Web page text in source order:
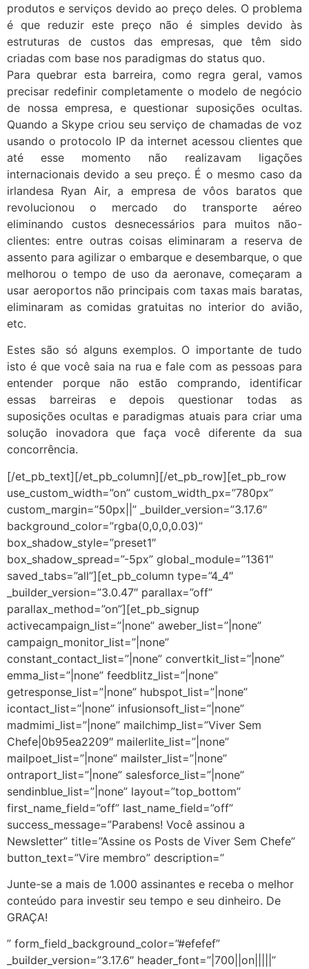
produtos e serviços devido ao preço deles. O problema
é que reduzir este preço não é simples devido às
estruturas de custos das empresas, que têm sido
criadas com base nos paradigmas do status quo.
Para quebrar esta barreira, como regra geral, vamos
precisar redefinir completamente o modelo de negócio
de nossa empresa, e questionar suposições ocultas.
Quando a Skype criou seu serviço de chamadas de voz
usando o protocolo IP da internet acessou clientes que
até esse momento não realizavam ligações
internacionais devido a seu preço. É o mesmo caso da
irlandesa Ryan Air, a empresa de vôos baratos que
revolucionou o mercado do transporte aéreo
eliminando custos desnecessários para muitos não-
clientes: entre outras coisas eliminaram a reserva de
assento para agilizar o embarque e desembarque, o que
melhorou o tempo de uso da aeronave, começaram a
usar aeroportos não principais com taxas mais baratas,
eliminaram as comidas gratuitas no interior do avião,
etc.
Estes são só alguns exemplos. O importante de tudo
isto é que você saia na rua e fale com as pessoas para
entender porque não estão comprando, identificar
essas barreiras e depois questionar todas as
suposições ocultas e paradigmas atuais para criar uma
solução inovadora que faça você diferente da sua
concorrência.
[/et_pb_text][/et_pb_column][/et_pb_row][et_pb_row
use_custom_width=”on” custom_width_px=”780px”
custom_margin=”50px||” _builder_version=”3.17.6″
background_color=”rgba(0,0,0,0.03)”
box_shadow_style=”preset1″
box_shadow_spread=”-5px” global_module=”1361″
saved_tabs=”all”][et_pb_column type=”4_4″
_builder_version=”3.0.47″ parallax=”off”
parallax_method=”on”][et_pb_signup
activecampaign_list=”|none” aweber_list=”|none”
campaign_monitor_list=”|none”
constant_contact_list=”|none” convertkit_list=”|none”
emma_list=”|none” feedblitz_list=”|none”
getresponse_list=”|none” hubspot_list=”|none”
icontact_list=”|none” infusionsoft_list=”|none”
madmimi_list=”|none” mailchimp_list=”Viver Sem
Chefe|0b95ea2209″ mailerlite_list=”|none”
mailpoet_list=”|none” mailster_list=”|none”
ontraport_list=”|none” salesforce_list=”|none”
sendinblue_list=”|none” layout=”top_bottom”
first_name_field=”off” last_name_field=”off”
success_message=”Parabens! Você assinou a
Newsletter” title=”Assine os Posts de Viver Sem Chefe”
button_text=”Vire membro” description=”
Junte-se a mais de 1.000 assinantes e receba o melhor
conteúdo para investir seu tempo e seu dinheiro. De
GRAÇA!
” form_field_background_color=”#efefef”
_builder_version=”3.17.6″ header_font=”|700||on|||||”